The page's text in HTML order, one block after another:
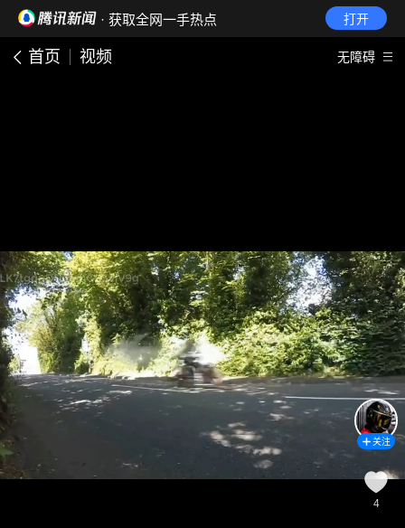
· 获取全网一手热点 打开
首页 视频 无障碍
关注
4